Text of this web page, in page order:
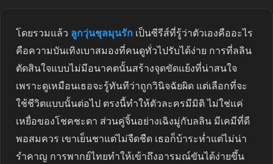
โดยรวมแล้ว ลูกวุ่นชุลมุนรัก เป็นซีรีส์ที่รู้ว่าตัวเองคืออะไร
คือความบันเทิงเบาสมองที่คนดูทั่วไปรับได้ง่าย การที่ลลิน
ตัดสินใจแบบไม่มีอนาคตนั้นสร้างจุดขัดแย้งที่น่าสนใจ
เพราะดูเหมือนเธอจะรู้ทันทีว่าถูกวินิจฉัยผิด แต่เลือกที่จะ
ใช้ชีวิตแบบนั้นต่อไป ตรงนี้ทำให้ตัวละครมีมิติ ไม่ใช่แค่
เหยื่อของโชคชะตา ส่วนคู่จิ้นอย่างเฉิงมู่กับลลิน มีเคมีที่ดี
พอสมควร เขาเย็นชาแต่ไม่จืดชืด เธอก็บ้าระห่ำแต่ไม่น่า
รำคาญ การพากย์ไทยทำให้เข้าถึงอารมณ์ขันได้ง่ายขึ้น